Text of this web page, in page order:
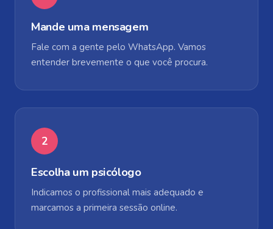
Mande uma mensagem
Fale com a gente pelo WhatsApp. Vamos
entender brevemente o que você procura.
2
Escolha um psicólogo
Indicamos o profissional mais adequado e
marcamos a primeira sessão online.